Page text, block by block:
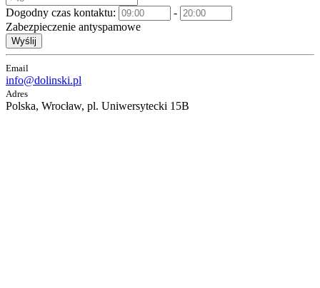
Dogodny czas kontaktu:
-
Zabezpieczenie antyspamowe
Wyślij
Email
info@dolinski.pl
Adres
Polska, Wrocław, pl. Uniwersytecki 15B